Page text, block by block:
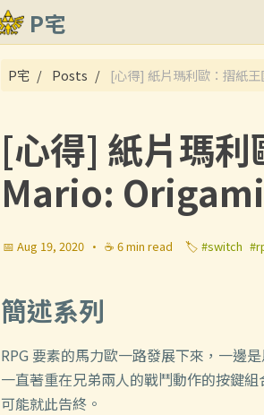
P宅
關於
P宅 Posts [心得] 紙片瑪利歐：摺紙
[心得] 紙片瑪
Mario:
📅 Aug 19, 2020 · ☕ 6 min read 🏷️ #switch
簡述系列
RPG 要素的馬力歐一路發展下來，一邊
一直著重在兄弟兩人的戰鬥動作的按鍵
可能就此告終。